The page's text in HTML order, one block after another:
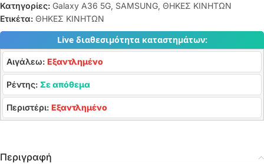
Κατηγορίες: Galaxy A36 5G, SAMSUNG, ΘΗΚΕΣ ΚΙΝΗΤΩΝ
Ετικέτα: ΘΗΚΕΣ ΚΙΝΗΤΩΝ
Live διαθεσιμότητα καταστημάτων:
Αιγάλεω: Εξαντλημένο
Ρέντης: Σε απόθεμα
Περιστέρι: Εξαντλημένο
Περιγραφή